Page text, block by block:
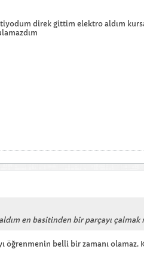
direk gittim elektro aldım
en basitinden bir parçayı çalmak
öğrenmenin belli bir zamanı